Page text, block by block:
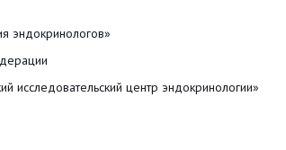
эндокринологов»
центр эндокринологии»